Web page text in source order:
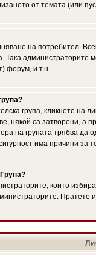
от темата (или
на потребител.
Така
форум, и т.н.
група, кликнете на
някой са затворени, а
на групата трябва
има причини за
които